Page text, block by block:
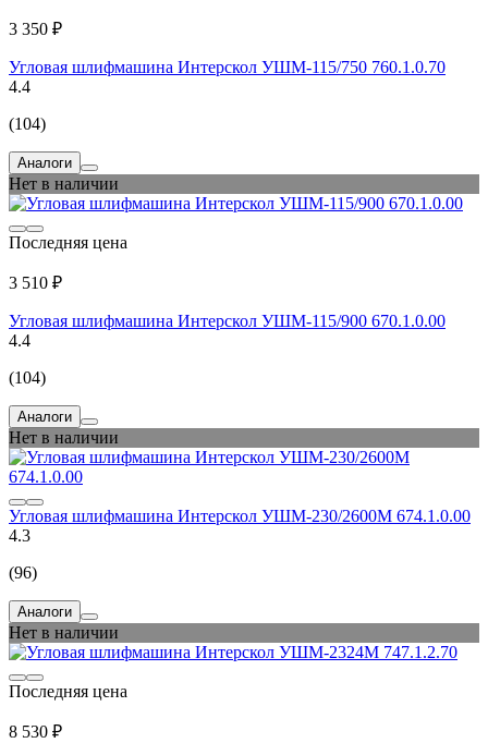
3 350 ₽
Угловая шлифмашина Интерскол УШМ-115/750 760.1.0.70
4.4
(104)
Аналоги
Нет в наличии
Последняя цена
3 510 ₽
Угловая шлифмашина Интерскол УШМ-115/900 670.1.0.00
4.4
(104)
Аналоги
Нет в наличии
Угловая шлифмашина Интерскол УШМ-230/2600М 674.1.0.00
4.3
(96)
Аналоги
Нет в наличии
Последняя цена
8 530 ₽